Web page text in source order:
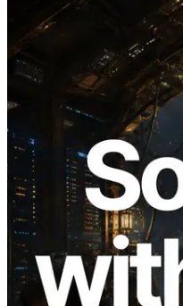
2026.08.05
ERPC expande a
com medição de
globais —